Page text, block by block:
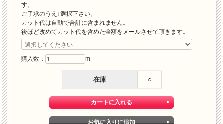
す。
ご了承のうえ↓選択下さい。
カット代は自動で合計に含まれません。
後ほど改めてカット代を含めた金額をメールさせて頂きます。
購入数： m
在庫 ○